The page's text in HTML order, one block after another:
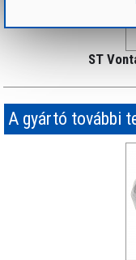
ST
A gyártó további